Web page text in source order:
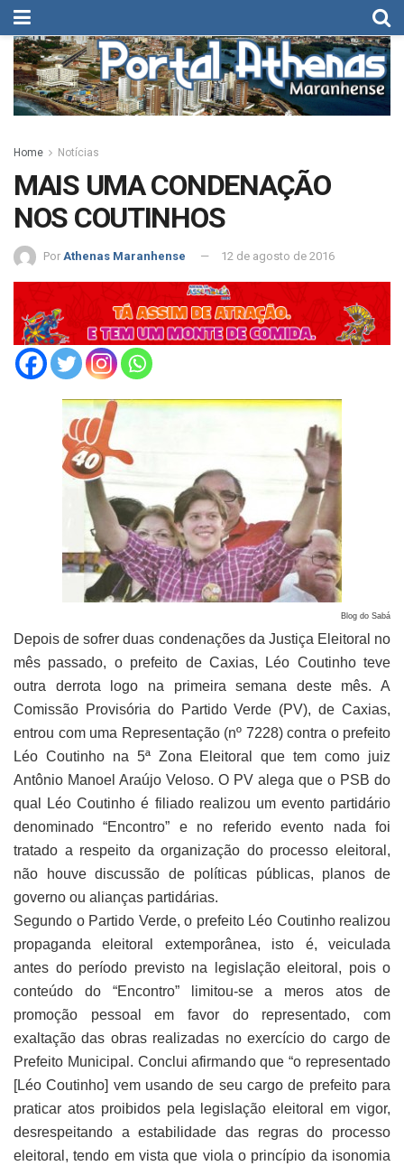
Home Notícias
MAIS UMA CONDENAÇÃO
NOS COUTINHOS
Por Athenas Maranhense 12 de agosto de 2016
Blog do Sabá
Depois de sofrer duas condenações da Justiça Eleitoral no
mês passado, o prefeito de Caxias, Léo Coutinho teve
outra derrota logo na primeira semana deste mês. A
Comissão Provisória do Partido Verde (PV), de Caxias,
entrou com uma Representação (nº 7228) contra o prefeito
Léo Coutinho na 5ª Zona Eleitoral que tem como juiz
Antônio Manoel Araújo Veloso. O PV alega que o PSB do
qual Léo Coutinho é filiado realizou um evento partidário
denominado “Encontro” e no referido evento nada foi
tratado a respeito da organização do processo eleitoral,
não houve discussão de políticas públicas, planos de
governo ou alianças partidárias.
Segundo o Partido Verde, o prefeito Léo Coutinho realizou
propaganda eleitoral extemporânea, isto é, veiculada
antes do período previsto na legislação eleitoral, pois o
conteúdo do “Encontro” limitou-se a meros atos de
promoção pessoal em favor do representado, com
exaltação das obras realizadas no exercício do cargo de
Prefeito Municipal. Conclui afirmando que “o representado
[Léo Coutinho] vem usando de seu cargo de prefeito para
praticar atos proibidos pela legislação eleitoral em vigor,
desrespeitando a estabilidade das regras do processo
eleitoral, tendo em vista que viola o princípio da isonomia